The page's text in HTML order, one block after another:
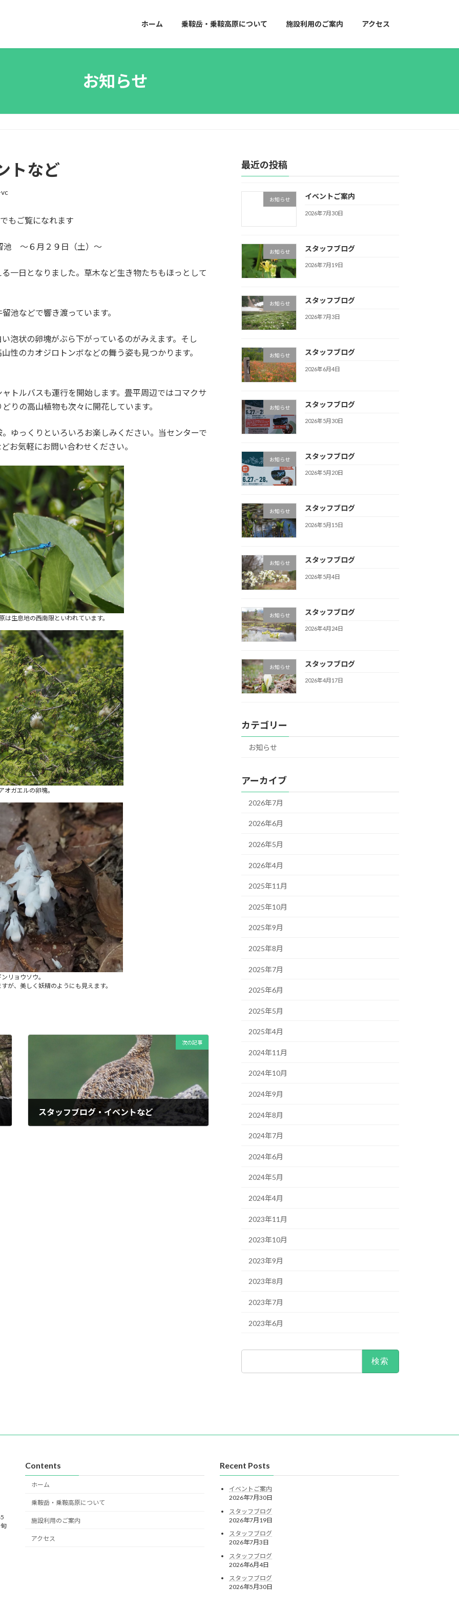
ホーム 乗鞍岳・乗鞍高原について 施設利用のご案内 アクセス
お知らせ
トなど
でもご覧になれます
池 ～６月２９日（土）～
日となりました。草木など生き物たちもほっとして
などで響き渡っています。
泡状の卵塊がぶら下がっているのがみえます。そし
性のカオジロトンボなどの舞う姿も見つかります。
トルバスも運行を開始します。畳平周辺ではコマクサ
りの高山植物も次々に開花しています。
ゆっくりといろいろお楽しみください。当センターで
お気軽にお問い合わせください。
は生息地の西南限といわれています。
オガエルの卵塊。
リョウソウ。
が、美しく妖精のようにも見えます。
次の記事
スタッフブログ・イベントなど
最近の投稿
お知らせ イベントご案内
2026年7月30日
お知らせ スタッフブログ
2026年7月19日
お知らせ スタッフブログ
2026年7月3日
お知らせ スタッフブログ
2026年6月4日
お知らせ スタッフブログ
2026年5月30日
お知らせ スタッフブログ
2026年5月20日
お知らせ スタッフブログ
2026年5月15日
お知らせ スタッフブログ
2026年5月4日
お知らせ スタッフブログ
2026年4月24日
お知らせ スタッフブログ
2026年4月17日
カテゴリー
お知らせ
アーカイブ
2026年7月
2026年6月
2026年5月
2026年4月
2025年11月
2025年10月
2025年9月
2025年8月
2025年7月
2025年6月
2025年5月
2025年4月
2024年11月
2024年10月
2024年9月
2024年8月
2024年7月
2024年6月
2024年5月
2024年4月
2023年11月
2023年10月
2023年9月
2023年8月
2023年7月
2023年6月
Contents
ホーム
乗鞍岳・乗鞍高原について
施設利用のご案内
アクセス
Recent Posts
イベントご案内
2026年7月30日
スタッフブログ
2026年7月19日
スタッフブログ
2026年7月3日
スタッフブログ
2026年6月4日
スタッフブログ
2026年5月30日